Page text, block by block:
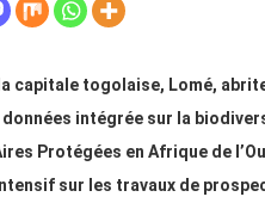
capitale togolaise, Lomé,
données intégrée sur la
Protégées en Afrique de
sur les travaux de